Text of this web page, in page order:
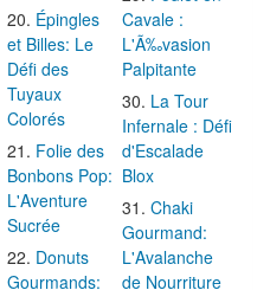
Épingles
et Billes: Le
Défi des
Tuyaux
Colorés
Folie des
Bonbons Pop:
L'Aventure
Sucrée
Donuts
Gourmands:
Cavale :
L'Ã‰vasion
Palpitante
La Tour
Infernale : Défi
d'Escalade
Blox
Chaki
Gourmand:
L'Avalanche
de Nourriture